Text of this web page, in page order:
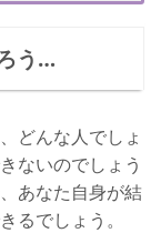
う…
どんな人でしょ
ないのでしょう
あなた自身が結
るでしょう。